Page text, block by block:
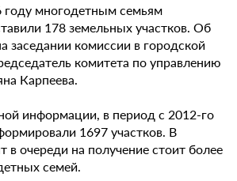
году многодетным семьям
178 земельных участков. Об
заседании комиссии в городской
комитета по управлению
Карпеева.
информации, в период с 2012-го
1697 участков. В
в очереди на получение стоит более
семей.